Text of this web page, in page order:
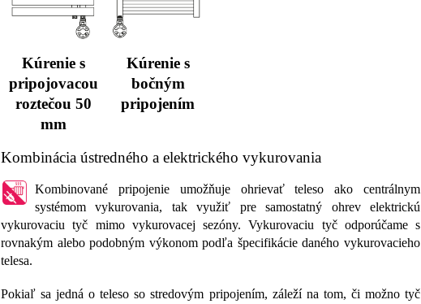
Kúrenie s
pripojovacou
roztečou 50
mm
Kúrenie s
bočným
pripojením
Kombinácia ústredného a elektrického vykurovania
Kombinované pripojenie umožňuje ohrievať teleso ako centrálnym
systémom vykurovania, tak využiť pre samostatný ohrev elektrickú
vykurovaciu tyč mimo vykurovacej sezóny. Vykurovaciu tyč odporúčame s
rovnakým alebo podobným výkonom podľa špecifikácie daného vykurovacieho
telesa.
Pokiaľ sa jedná o teleso so stredovým pripojením, záleží na tom, či možno tyč